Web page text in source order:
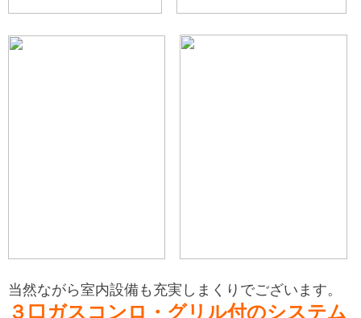
当然ながら室内設備も充実しまくりでございます。
３口ガスコンロ・グリル付のシステム